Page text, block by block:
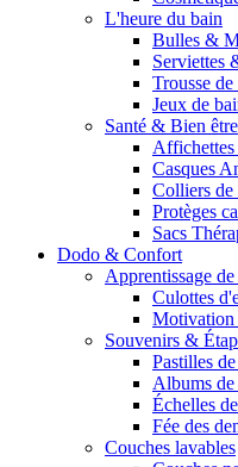
L'heure du bain
Bulles &
Serviettes
Trousse
Jeux de
Santé & Bien être
Affichettes
Casques
Colliers de
Protèges
Sacs
Dodo & Confort
Apprentissage
Culottes
Motivation
Souvenirs &
Pastilles
Albums de
Échelles
Fée des
Couches lavables